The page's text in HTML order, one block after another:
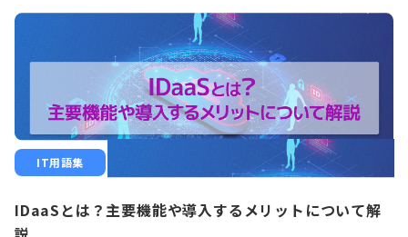
IT用語集
IDaaSとは？主要機能や導入するメリットについて解